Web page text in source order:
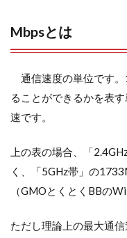
Mbpsとは
通信速度の単位です。
ることができるかを表
速です。
上の表の場合、「
く、「5GHz帯」の
（GMOとくとくBBの
ただし理論上の最大通